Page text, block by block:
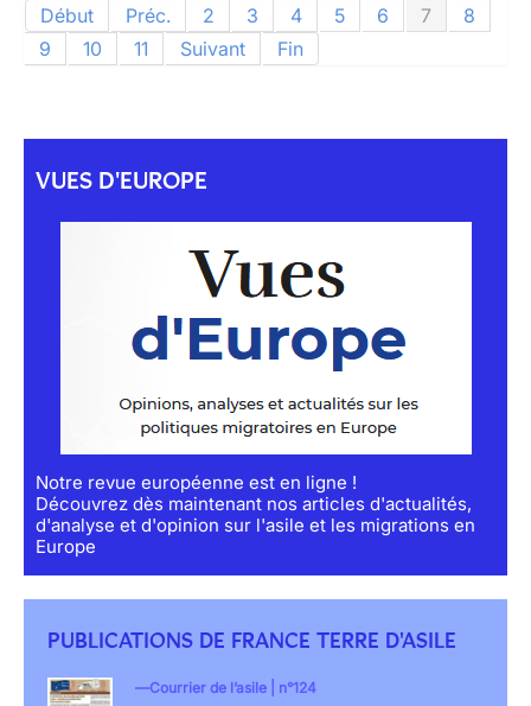
Début Préc. 2 3 4 5 6 7
8
9
10 11 Suivant Fin
VUES D'EUROPE
Notre revue européenne est en ligne !
Découvrez dès maintenant nos articles d'actualités,
d'analyse et d'opinion sur l'asile et les migrations en
Europe
PUBLICATIONS DE FRANCE TERRE D'ASILE
Courrier de l’asile | n°124